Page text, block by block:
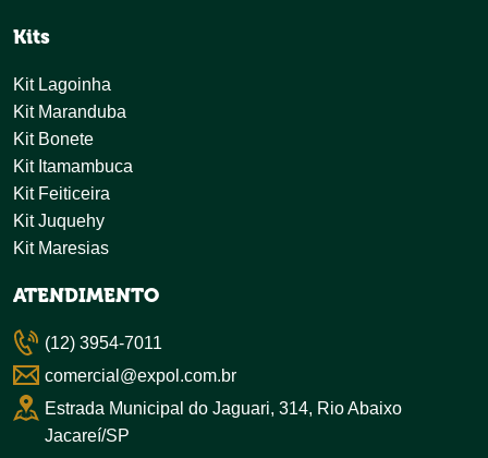
Kits
Kit Lagoinha
Kit Maranduba
Kit Bonete
Kit Itamambuca
Kit Feiticeira
Kit Juquehy
Kit Maresias
ATENDIMENTO
(12) 3954-7011
comercial@expol.com.br
Estrada Municipal do Jaguari, 314, Rio Abaixo
Jacareí/SP